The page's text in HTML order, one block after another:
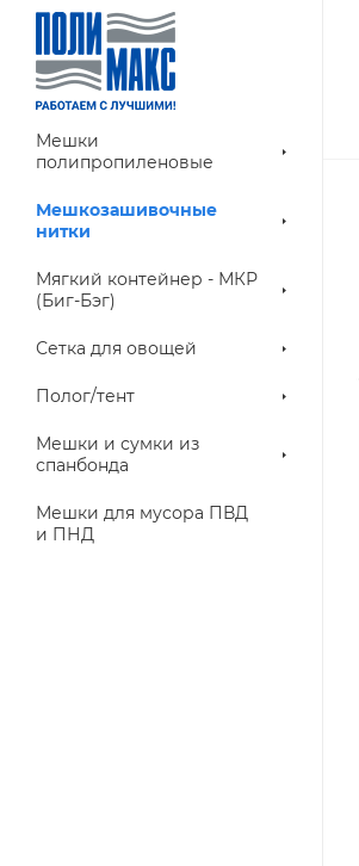
Мешки
полипропиленовые
Мешкозашивочные
нитки
Мягкий контейнер - МКР
(Биг-Бэг)
Сетка для овощей
Полог/тент
Мешки и сумки из
спанбонда
Мешки для мусора ПВД
и ПНД